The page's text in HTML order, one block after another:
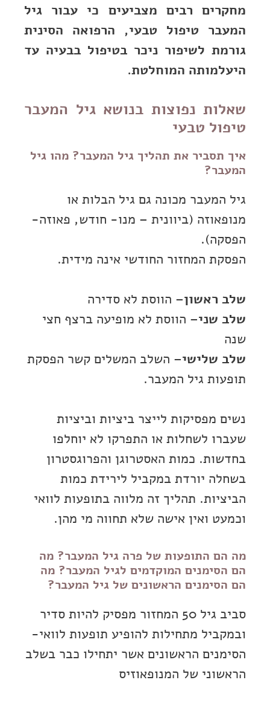
מחקרים רבים מצביעים כי עבור גיל
המעבר טיפול טבעי, הרפואה הסינית
גורמת לשיפור ניכר בטיפול בבעיה עד
היעלמותה המוחלטת.
שאלות נפוצות בנושא גיל המעבר
טיפול טבעי
איך תסביר את תהליך גיל המעבר? מהו גיל
המעבר?
גיל המעבר מכונה גם גיל הבלות או
מנופאוזה (ביוונית – מנו- חודש, פאוזה-
הפסקה).
הפסקת המחזור החודשי אינה מידית.
שלב ראשון– הווסת לא סדירה
שלב שני– הווסת לא מופיעה ברצף חצי
שנה
שלב שלישי– השלב המשלים קשר הפסקת
תופעות גיל המעבר.
נשים מפסיקות לייצר ביציות וביציות
שעברו לשחלות או התפרקו לא יוחלפו
בחדשות. כמות האסטרוגן והפרוגסטרון
בשחלה יורדת במקביל לירידת כמות
הביציות. תהליך זה מלווה בתופעות לוואי
וכמעט ואין אישה שלא תחווה מי מהן.
מה הם התופעות של פרה גיל המעבר? מה
הם הסימנים המוקדמים לגיל המעבר? מה
הם הסימנים הראשונים של גיל המעבר?
סביב גיל 50 המחזור מפסיק להיות סדיר
ובמקביל מתחילות להופיע תופעות לוואי-
הסימנים הראשונים אשר יתחילו כבר בשלב
הראשוני של המנופאוזיס